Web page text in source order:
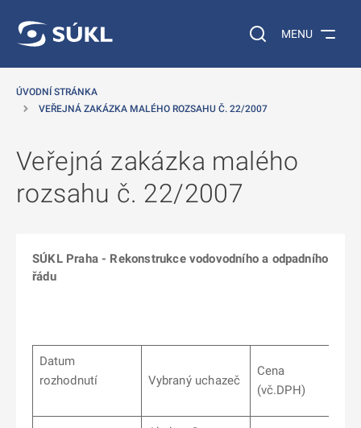
Vyhledávání na
MENU
ÚVODNÍ STRÁNKA
VEŘEJNÁ ZAKÁZKA MALÉHO ROZSAHU Č. 22/2007
Veřejná zakázka malého
rozsahu č. 22/2007
SÚKL Praha - Rekonstrukce vodovodního a odpadního
řádu
Datum
rozhodnutí
Vybraný uchazeč
Cena
(vč.DPH)